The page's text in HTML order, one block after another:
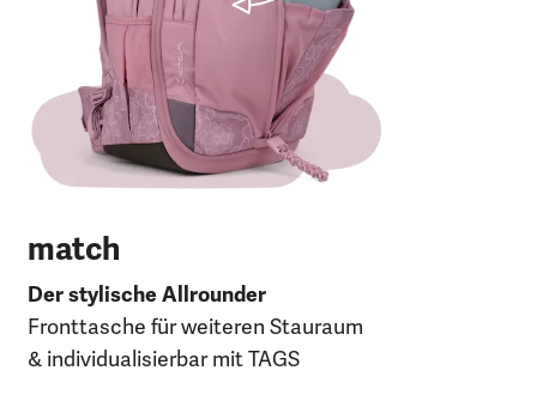
match
Der stylische Allrounder
Fronttasche für weiteren Stauraum
& individualisierbar mit TAGS